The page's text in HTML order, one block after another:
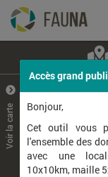
+
–
Voir la carte
Accès grand
Bonjour,
Cet outil vous
l'ensemble des
avec une
10x10km, maille